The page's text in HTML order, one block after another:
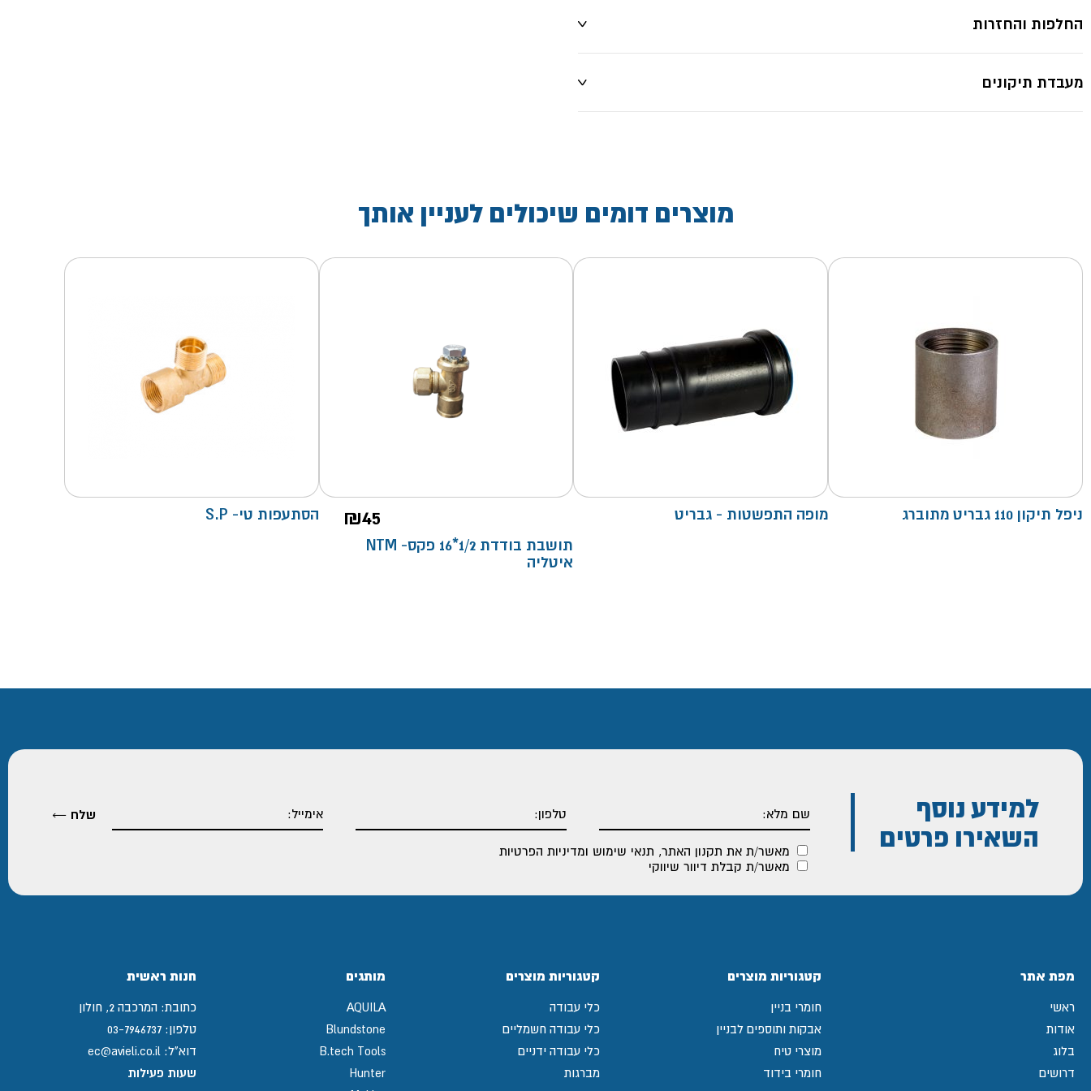
החלפות והחזרות
מעבדת תיקונים
מוצרים דומים שיכולים לעניין אותך
ניפל תיקון 110 גבריט מתוברג מופה התפשטות - גבריט ₪45
תושבת בודדת 1/2*16 פקס- NTM
איטליה
הסתעפות טי- S.P
למידע נוסף
השאירו פרטים
מאשר/ת את תקנון האתר, תנאי שימוש ומדיניות הפרטיות
מאשר/ת קבלת דיוור שיווקי
מפת אתר
ראשי
אודות
בלוג
דרושים
קטגוריות מוצרים
חומרי בניין
אבקות ותוספים לבניין
מוצרי טיח
חומרי בידוד
קטגוריות מוצרים
כלי עבודה
כלי עבודה חשמליים
כלי עבודה ידניים
מברגות
מותגים
AQUILA
Blundstone
B.tech Tools
Hunter
חנות ראשית
כתובת: המרכבה 2, חולון
טלפון: 03-7946737
דוא"ל: ec@avieli.co.il
שעות פעילות